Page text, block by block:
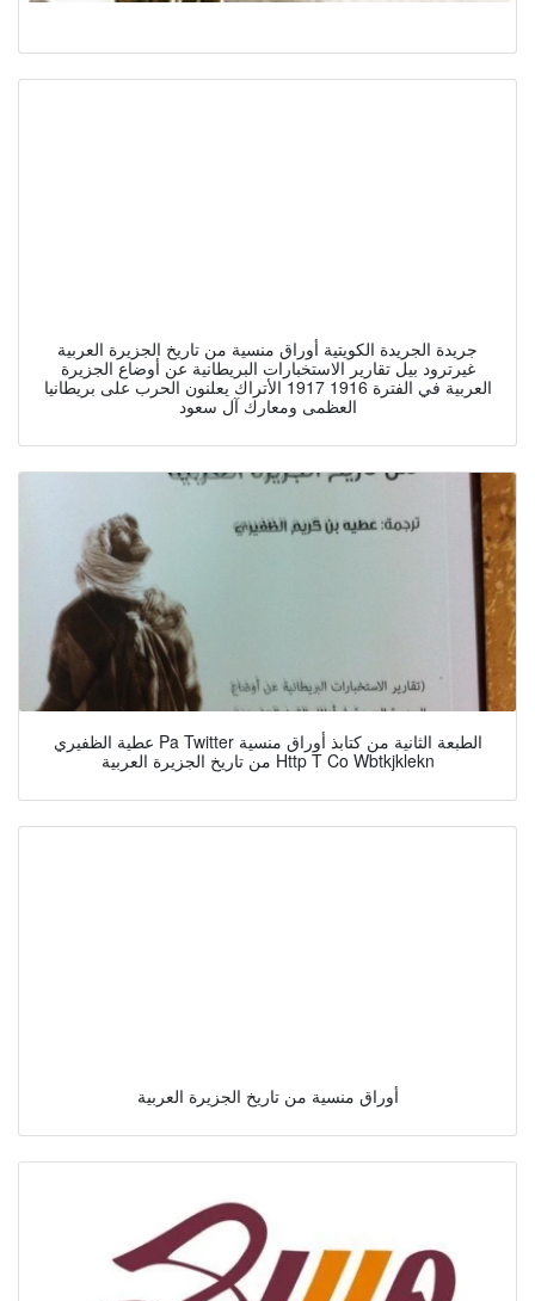
جريدة الجريدة الكويتية أوراق منسية من تاريخ الجزيرة العربية
غيرترود بيل تقارير الاستخبارات البريطانية عن أوضاع الجزيرة
العربية في الفترة 1916 1917 الأتراك يعلنون الحرب على بريطانيا
العظمى ومعارك آل سعود
عطية الظفيري Pa Twitter الطبعة الثانية من كتابذ أوراق منسية
من تاريخ الجزيرة العربية Http T Co Wbtkjklekn
أوراق منسية من تاريخ الجزيرة العربية